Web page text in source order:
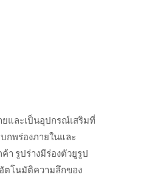
และเป็นอุปกรณ์เสริมที่
กพร่องภายในและ
า รูปร่างมีร่องตัวยูรูป
ตโนมัติความลึกของ